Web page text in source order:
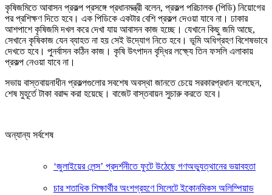
কৃষিজমিতে আবাসন প্রকল্প প্রসঙ্গে প্রধানমন্ত্রী বলেন, প্রকল্প পরিচালক (পিডি) নিয়োগের
পর প্রশিক্ষণ দিতে হবে। এক পিডিকে একটার বেশি প্রকল্প দেওয়া যাবে না। ঢাকার
আশপাশে কৃষিজমি দখল করে দেখা যায় আবাসন কাজ হচ্ছে। যেখানে কিছু জমি আছে,
সেখানে কৃষিকাজ যেন ব্যাহত না হয় সেই উদ্যোগ নিতে হবে। ভূমি অধিগ্রহণ বিশেষভাবে
দেখতে হবে। পুনর্বাসন কঠিন কাজ। কৃষি উৎপাদন বৃদ্ধির লক্ষ্যে তিন ফসলি এলাকায়
প্রকল্প নেওয়া যাবে না।
সভায় বাস্তবায়নাধীন প্রকল্পগুলোর সবশেষ অবস্থা জানতে চেয়ে সরকারপ্রধান বলেছেন,
শেষ মুহূর্তে টাকা বরাদ্দ করা হয়েছে। বাজেট বাস্তবায়ন সুচারু করতে হবে।
অন্যান্য সর্বশেষ
‘জুলাইয়ের লেন্স’ প্রদর্শনীতে ফুটে উঠেছে গণঅভ্যুত্থানের ভয়াবহতা
চার শতাধিক শিক্ষার্থীর অংশগ্রহণে সিলেটে ইকোনমিকস অলিম্পিয়াড